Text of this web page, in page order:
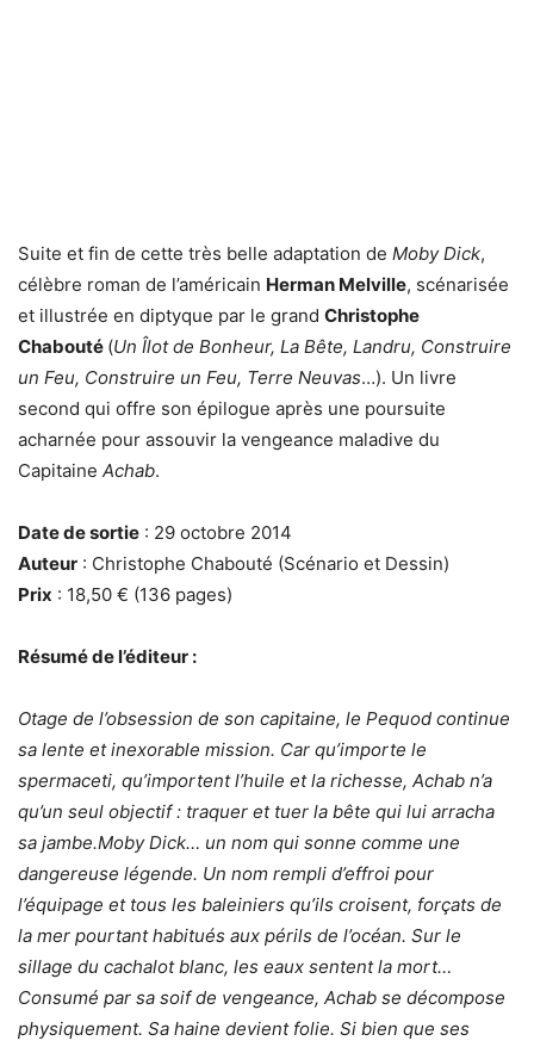
Suite et fin de cette très belle adaptation de Moby Dick,
célèbre roman de l’américain Herman Melville, scénarisée
et illustrée en diptyque par le grand Christophe
Chabouté (Un Îlot de Bonheur, La Bête, Landru, Construire
un Feu, Construire un Feu, Terre Neuvas…). Un livre
second qui offre son épilogue après une poursuite
acharnée pour assouvir la vengeance maladive du
Capitaine Achab.
Date de sortie : 29 octobre 2014
Auteur : Christophe Chabouté (Scénario et Dessin)
Prix : 18,50 € (136 pages)
Résumé de l’éditeur :
Otage de l’obsession de son capitaine, le Pequod continue
sa lente et inexorable mission. Car qu’importe le
spermaceti, qu’importent l’huile et la richesse, Achab n’a
qu’un seul objectif : traquer et tuer la bête qui lui arracha
sa jambe.Moby Dick… un nom qui sonne comme une
dangereuse légende. Un nom rempli d’effroi pour
l’équipage et tous les baleiniers qu’ils croisent, forçats de
la mer pourtant habitués aux périls de l’océan. Sur le
sillage du cachalot blanc, les eaux sentent la mort…
Consumé par sa soif de vengeance, Achab se décompose
physiquement. Sa haine devient folie. Si bien que ses